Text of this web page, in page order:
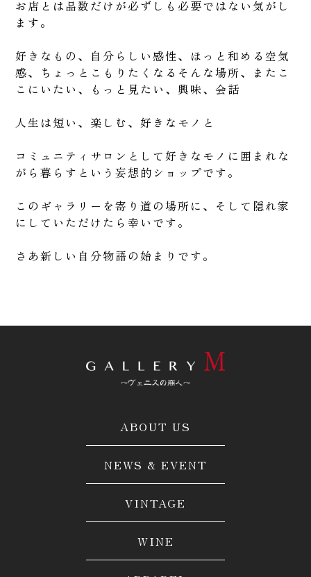
お店とは品数だけが必ずしも必要ではない気がし
ます。
好きなもの、自分らしい感性、ほっと和める空気
感、ちょっとこもりたくなるそんな場所、またこ
こにいたい、もっと見たい、興味、会話
人生は短い、楽しむ、好きなモノと
コミュニティサロンとして好きなモノに囲まれな
がら暮らすという妄想的ショップです。
このギャラリーを寄り道の場所に、そして隠れ家
にしていただけたら幸いです。
さあ新しい自分物語の始まりです。
ABOUT US
NEWS & EVENT
VINTAGE
WINE